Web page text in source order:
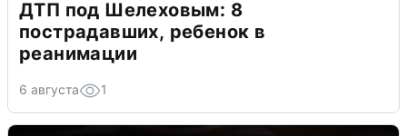
ДТП под Шелеховым: 8
пострадавших, ребенок в
реанимации
6 августа 1